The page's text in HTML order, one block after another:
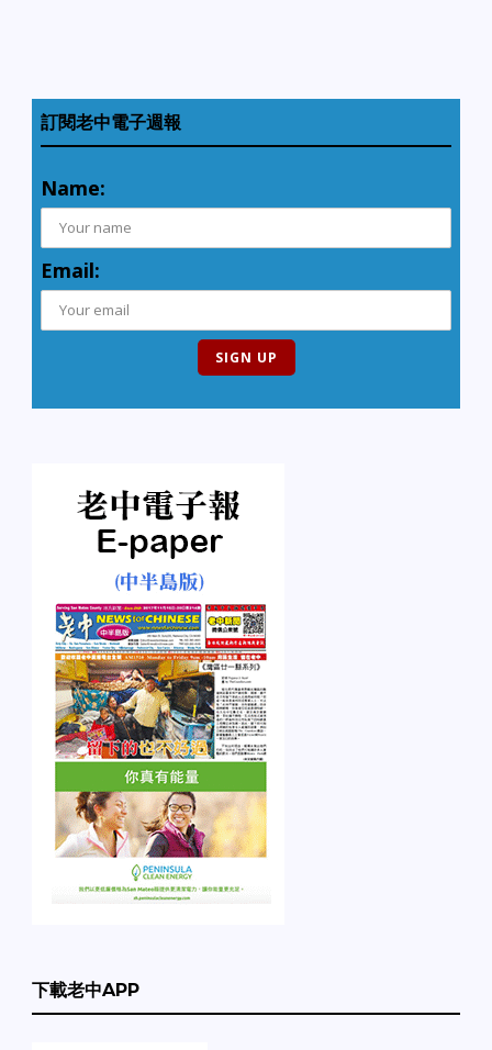
訂閱老中電子週報
Name:
Email:
下載老中APP